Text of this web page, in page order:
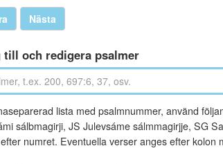
Nästa
till och redigera psalmer
lista med psalmnummer, använd
sálbmagirji, JS Julevsáme sálmmagirjje, SG
numret. Eventuella verser anges efter kolon